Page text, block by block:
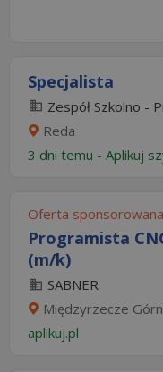
Specjalista
Zespół Szkolno -
Reda
3 dni temu - Aplikuj
Oferta sponsorowana
Programista
(m/k)
SABNER
Międzyrzecze
aplikuj.pl